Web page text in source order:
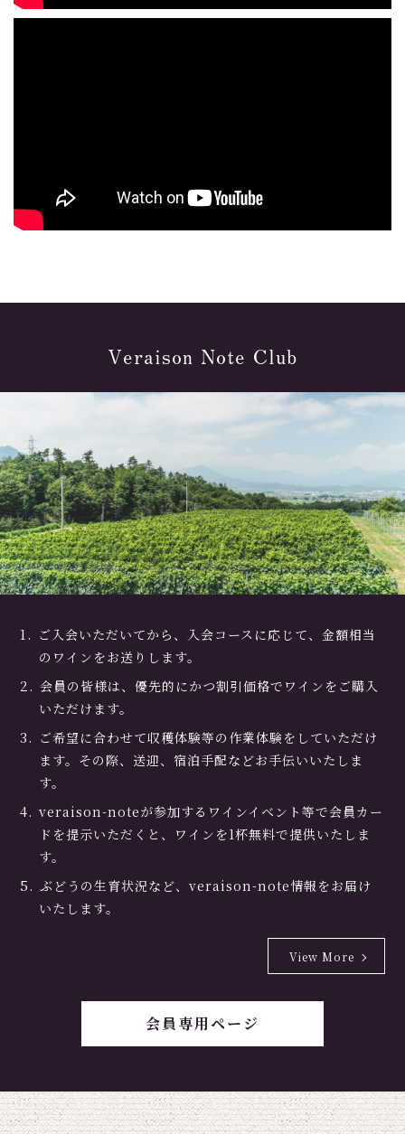
Veraison Note Club
ご入会いただいてから、入会コースに応じて、金額相当
のワインをお送りします。
会員の皆様は、優先的にかつ割引価格でワインをご購入
いただけます。
ご希望に合わせて収穫体験等の作業体験をしていただけ
ます。その際、送迎、宿泊手配などお手伝いいたしま
す。
veraison-noteが参加するワインイベント等で会員カー
ドを提示いただくと、ワインを1杯無料で提供いたしま
す。
ぶどうの生育状況など、veraison-note情報をお届け
いたします。
View More
会員専用ページ